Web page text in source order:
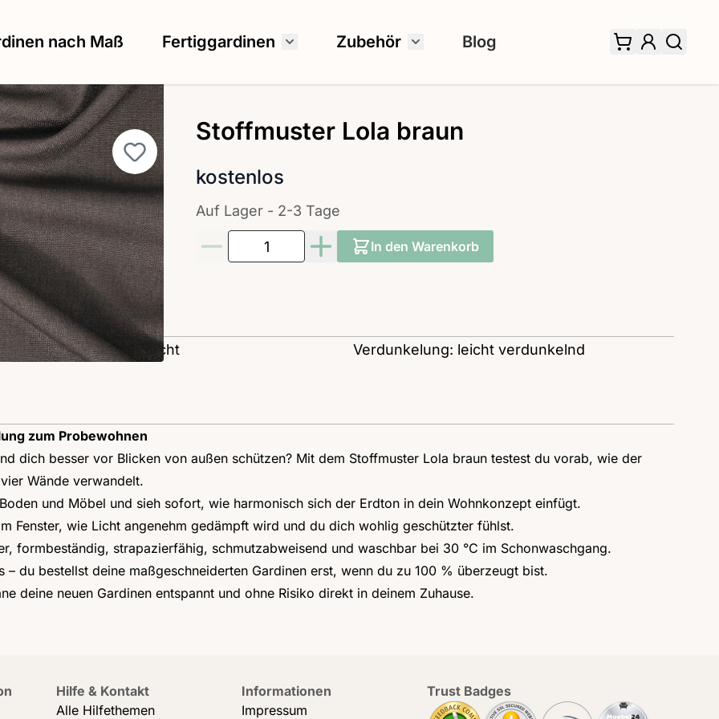
nach Maß Fertiggardinen
Untermenü für Fertiggardinen umschalten
Zubehör
Untermenü für Zubehör umschalten
Blog
Stoffmuster Lola braun
kostenlos
Auf Lager - 2-3 Tage
Menge
In den Warenkorb
Transparenz: blickdicht Verdunkelung: leicht verdunkelnd
zum Probewohnen
dich besser vor Blicken von außen schützen? Mit dem Stoffmuster Lola braun testest du vorab, wie der
Wände verwandelt.
und Möbel und sieh sofort, wie harmonisch sich der Erdton in dein Wohnkonzept einfügt.
Fenster, wie Licht angenehm gedämpft wird und du dich wohlig geschützter fühlst.
formbeständig, strapazierfähig, schmutzabweisend und waschbar bei 30 °C im Schonwaschgang.
du bestellst deine maßgeschneiderten Gardinen erst, wenn du zu 100 % überzeugt bist.
deine neuen Gardinen entspannt und ohne Risiko direkt in deinem Zuhause.
Hilfe & Kontakt
Alle Hilfethemen
Informationen
Impressum
Trust Badges